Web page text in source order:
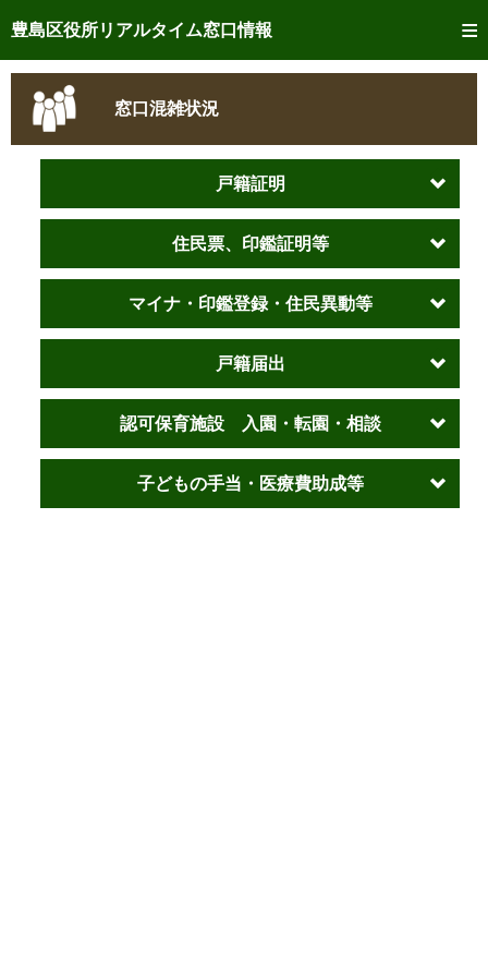
豊島区役所リアルタイム窓口情報
トップページへ
ご利用方法
事前予約
リアルタイム窓口混雑状況
リアルタイム交付状況確認
窓口混雑状況
戸籍証明
住民票、印鑑証明等
マイナ・印鑑登録・住民異動等
戸籍届出
認可保育施設 入園・転園・相談
子どもの手当・医療費助成等